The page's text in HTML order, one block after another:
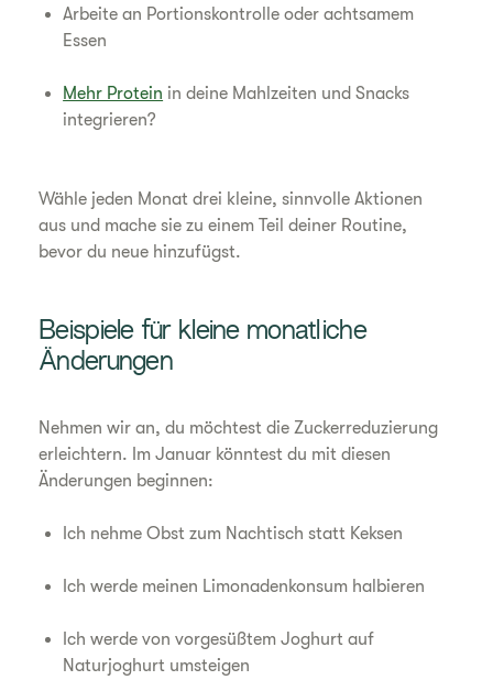
Arbeite an Portionskontrolle oder achtsamem
Essen
Mehr Protein in deine Mahlzeiten und Snacks
integrieren?
Wähle jeden Monat drei kleine, sinnvolle Aktionen
aus und mache sie zu einem Teil deiner Routine,
bevor du neue hinzufügst.
Beispiele für kleine monatliche
Änderungen
Nehmen wir an, du möchtest die Zuckerreduzierung
erleichtern. Im Januar könntest du mit diesen
Änderungen beginnen:
Ich nehme Obst zum Nachtisch statt Keksen
Ich werde meinen Limonadenkonsum halbieren
Ich werde von vorgesüßtem Joghurt auf
Naturjoghurt umsteigen